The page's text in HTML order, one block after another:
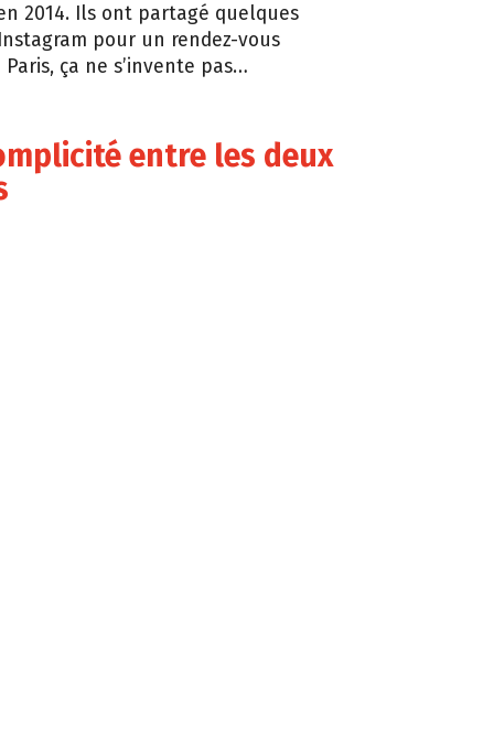
2014. Ils ont partagé quelques
pour un rendez-vous
ça ne s’invente pas…
entre les deux